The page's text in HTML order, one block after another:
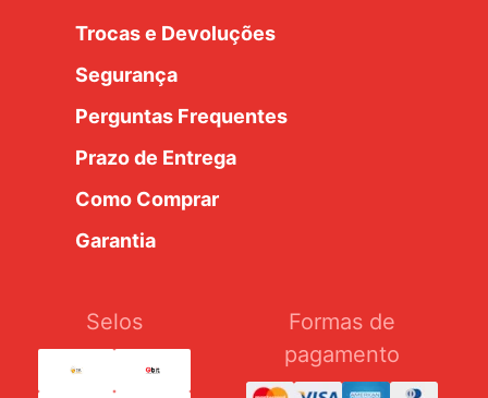
Trocas e Devoluções
Segurança
Perguntas Frequentes
Prazo de Entrega
Como Comprar
Garantia
Selos
Formas de
pagamento